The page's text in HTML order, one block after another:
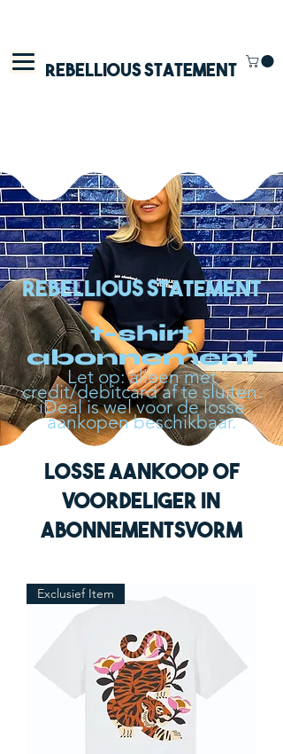
Rebellious Statement
rebellious statement
t-shirt
abonnement
Let op: alleen met
credit/debitcard af te sluiten.
iDeal is wel voor de losse
aankopen beschikbaar.
losse aankoop of
voordeliger in
abonnementsvorm
Exclusief Item